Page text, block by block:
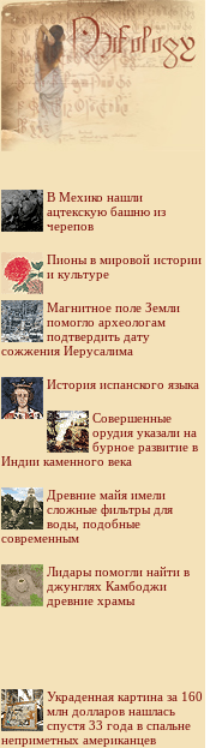
В Мехико нашли
ацтекскую башню из
черепов
Пионы в мировой истории
и культуре
Магнитное поле Земли
помогло археологам
подтвердить дату
сожжения Иерусалима
История испанского языка
Совершенные
орудия указали на
бурное развитие в
Индии каменного века
Древние майя имели
сложные фильтры для
воды, подобные
современным
Лидары помогли найти в
джунглях Камбоджи
древние храмы
Украденная картина за 160
млн долларов нашлась
спустя 33 года в спальне
неприметных американцев